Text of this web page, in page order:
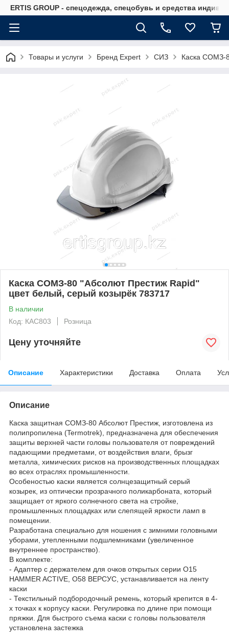
ERTIS GROUP - спецодежда, спецобувь и средства
Товары и услуги Бренд Expert СИЗ Каска СОМЗ-
Каска СОМЗ-80 "Абсолют Престиж Rapid"
цвет белый, серый козырёк 783717
В наличии
Код: КАС803
Розница
Цену уточняйте
Описание Характеристики Доставка Оплата
Описание
Каска защитная СОМЗ-80 Абсолют Престиж, изготовлена из
полипропилена (Termotrek), предназначена для обеспечения
защиты верхней части головы пользователя от повреждений
падающими предметами, от воздействия влаги, брызг
металла, химических рисков на производственных площадках
во всех отраслях промышленности.
Особеностью каски является солнцезащитный серый
козырек, из оптически прозрачного поликарбоната, который
защищает от яркого солнечного света на стройке,
промышленных площадках или слепящей яркости ламп в
помещении.
Разработана специально для ношения с зимними головными
уборами, утепленными подшлемниками (увеличенное
внутреннее пространство).
В комплекте:
- Адаптер с держателем для очков открытых серии О15
HAMMER ACTIVE, О58 ВЕРСУС, устанавливается на ленту
каски
- Текстильный подбородочный ремень, который крепится в 4-
х точках к корпусу каски. Регулировка по длине при помощи
пряжки. Для быстрого съема каски с головы пользователя
установлена застежка